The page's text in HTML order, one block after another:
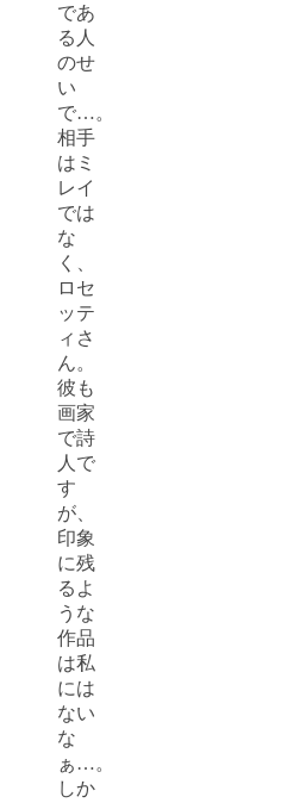
であ
る人
のせ
い
で…。
相手
はミ
レイ
では
な
く、
ロセ
ッテ
ィさ
ん。
彼も
画家
で詩
人で
す
が、
印象
に残
るよ
うな
作品
は私
には
ない
な
ぁ…。
しか